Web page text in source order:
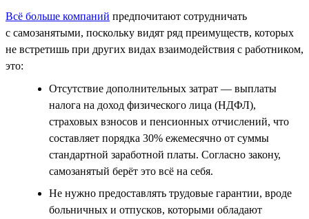
Всё больше компаний предпочитают сотрудничать
с самозанятыми, поскольку видят ряд преимуществ, которых
не встретишь при других видах взаимодействия с работником,
это:
Отсутствие дополнительных затрат — выплаты
налога на доход физического лица (НДФЛ),
страховых взносов и пенсионных отчислений, что
составляет порядка 30% ежемесячно от суммы
стандартной заработной платы. Согласно закону,
самозанятый берёт это всё на себя.
Не нужно предоставлять трудовые гарантии, вроде
больничных и отпусков, которыми обладают